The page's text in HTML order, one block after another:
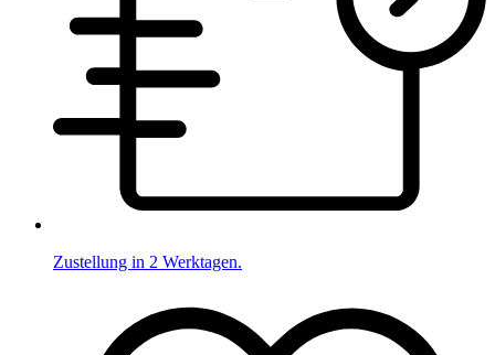
Zustellung in 2 Werktagen.